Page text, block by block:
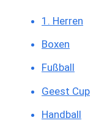
1. Herren
Boxen
Fußball
Geest Cup
Handball